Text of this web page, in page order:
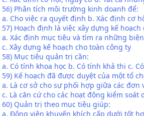
56) Phân tích môi trường kinh doanh để:
a. Cho việc ra quyết định b. Xác định cơ
57) Hoạch định là việc xây dựng kế hoạch
a. Xác định mục tiêu và tìm ra những
c. Xây dựng kế hoạch cho toàn công ty
58) Mục tiêu quản trị cần:
a. Có tính khoa học b. Có tính khả thi c.
59) Kế hoạch đã được duyệt của một tổ
a. Là cơ sở cho sự phối hợp giữa các
c. Là căn cứ cho các hoạt động kiểm soát
60) Quản trị theo mục tiêu giúp:
a. Động viên khuyến khích cấp dưới tốt